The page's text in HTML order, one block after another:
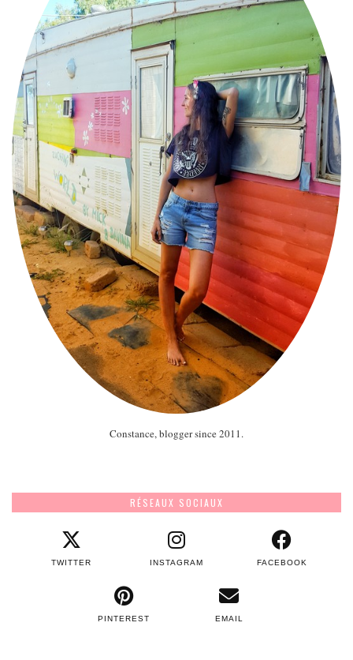
Constance, blogger since 2011.
RÉSEAUX SOCIAUX
TWITTER INSTAGRAM FACEBOOK
PINTEREST EMAIL